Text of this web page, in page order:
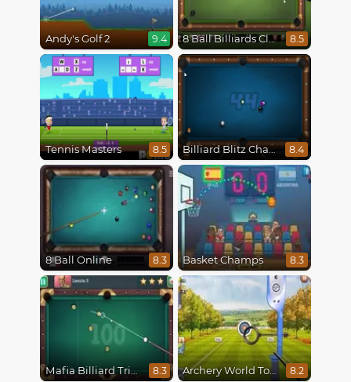
Andy's Golf 2 9.4 8 Ball Billiards Classic 8.5
Tennis Masters 8.5 Billiard Blitz Challenge 8.4
8 Ball Online 8.3 Basket Champs 8.3
Mafia Billiard Tricks 8.3 Archery World Tour 8.2